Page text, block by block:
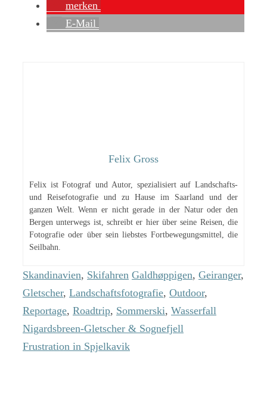
merken
E-Mail
Felix Gross
Felix ist Fotograf und Autor, spezialisiert auf Landschafts-
und Reisefotografie und zu Hause im Saarland und der
ganzen Welt. Wenn er nicht gerade in der Natur oder den
Bergen unterwegs ist, schreibt er hier über seine Reisen, die
Fotografie oder über sein liebstes Fortbewegungsmittel, die
Seilbahn.
Kategorien
Skandinavien, Skifahren Schlagwörter
Galdhøppigen, Geiranger,
Gletscher, Landschaftsfotografie, Outdoor,
Reportage, Roadtrip, Sommerski, Wasserfall
Nigardsbreen-Gletscher & Sognefjell
Frustration in Spjelkavik